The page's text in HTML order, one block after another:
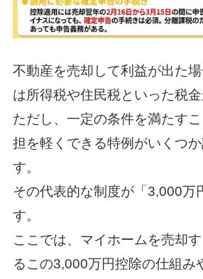
不動産を売却して利益が出た
は所得税や住民税といった税金
ただし、一定の条件を満たす
担を軽くできる特例がいくつ
す。
その代表的な制度が「3,000万
す。
ここでは、マイホームを売却
るこの3,000万円控除の仕組み